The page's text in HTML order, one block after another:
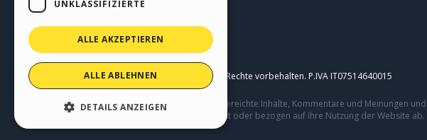
Copyright © 2026Incomedia s.r.l. Alle Rechte vorbehalten. P.IVA IT07514640015
Diese Seite enthält von Benutzern eingereichte Inhalte, Kommentare und Meinungen
Verhalten von Dritten in Verbindung mit oder bezogen auf Ihre Nutzung der Website
UNKLASSIFIZIERTE
ALLE AKZEPTIEREN
ALLE ABLEHNEN
DETAILS ANZEIGEN